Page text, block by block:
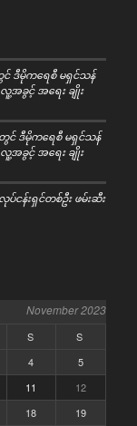
င် ဒီမိုကရေစီ မရှင်သန်
အခွင့် အရေး ချိုး
တွင် ဒီမိုကရေစီ မရှင်သန်
အခွင့် အရေး ချိုး
ငန်းရှင်တစ်ဦး ဖမ်းဆီး
November 2023
S
S
4
5
11
12
18 19